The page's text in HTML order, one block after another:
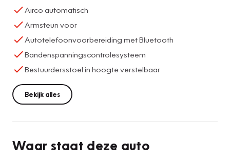
Airco automatisch
Armsteun voor
Autotelefoonvoorbereiding met Bluetooth
Bandenspanningscontrolesysteem
Bestuurdersstoel in hoogte verstelbaar
Bekijk alles
Waar staat deze auto